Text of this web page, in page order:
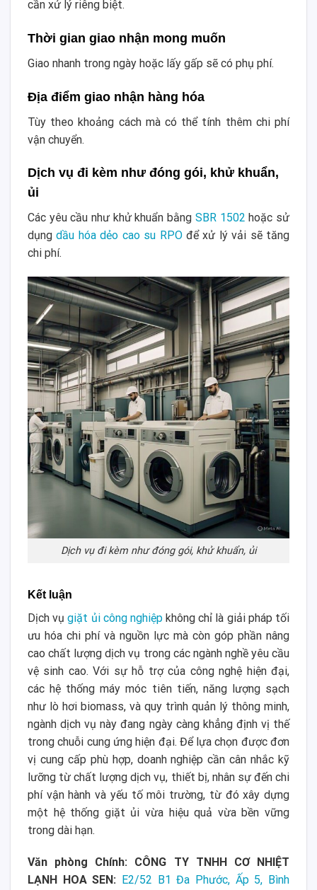
cần xử lý riêng biệt.
Thời gian giao nhận mong muốn
Giao nhanh trong ngày hoặc lấy gấp sẽ có phụ phí.
Địa điểm giao nhận hàng hóa
Tùy theo khoảng cách mà có thể tính thêm chi phí
vận chuyển.
Dịch vụ đi kèm như đóng gói, khử khuẩn,
ủi
Các yêu cầu như khử khuẩn bằng SBR 1502 hoặc sử
dụngdầu hóa dẻo cao su RPOđể xử lý vải sẽ tăng
chi phí.
Dịch vụ đi kèm như đóng gói, khử khuẩn, ủi
Kết luận
Dịch vụgiặt ủi công nghiệpkhông chỉ là giải pháp tối
ưu hóa chi phí và nguồn lực mà còn góp phần nâng
cao chất lượng dịch vụ trong các ngành nghề yêu cầu
vệ sinh cao. Với sự hỗ trợ của công nghệ hiện đại,
các hệ thống máy móc tiên tiến, năng lượng sạch
như lò hơi biomass, và quy trình quản lý thông minh,
ngành dịch vụ này đang ngày càng khẳng định vị thế
trong chuỗi cung ứng hiện đại. Để lựa chọn được đơn
vị cung cấp phù hợp, doanh nghiệp cần cân nhắc kỹ
lưỡng từ chất lượng dịch vụ, thiết bị, nhân sự đến chi
phí vận hành và yếu tố môi trường, từ đó xây dựng
một hệ thống giặt ủi vừa hiệu quả vừa bền vững
trong dài hạn.
Văn phòng Chính: CÔNG TY TNHH CƠ NHIỆT
LẠNH HOA SEN: E2/52 B1 Đa Phước, Ấp 5, Bình